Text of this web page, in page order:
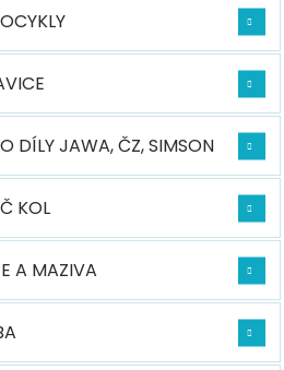
DÍLY JAWA, ČZ, SIMSON
KOL
A MAZIVA